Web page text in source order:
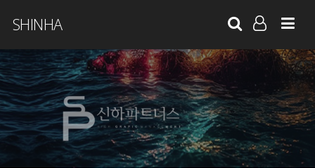
SHINHA
LOG IN
SIGN UP